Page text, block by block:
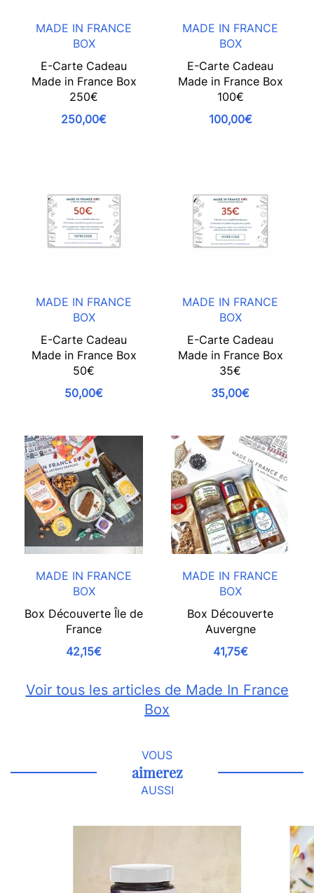
MADE IN FRANCE
BOX
E-Carte Cadeau
Made in France Box
250€
250,00€
MADE IN FRANCE
BOX
E-Carte Cadeau
Made in France Box
100€
100,00€
MADE IN FRANCE
BOX
E-Carte Cadeau
Made in France Box
50€
50,00€
MADE IN FRANCE
BOX
E-Carte Cadeau
Made in France Box
35€
35,00€
MADE IN FRANCE
BOX
Box Découverte Île de
France
42,15€
MADE IN FRANCE
BOX
Box Découverte
Auvergne
41,75€
Voir tous les articles de Made In France
Box
VOUS
aimerez
AUSSI